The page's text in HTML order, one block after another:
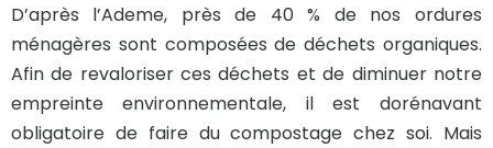
D’après l’Ademe, près de 40 % de nos ordures
ménagères sont composées de déchets organiques.
Afin de revaloriser ces déchets et de diminuer notre
empreinte environnementale, il est dorénavant
obligatoire de faire du compostage chez soi. Mais